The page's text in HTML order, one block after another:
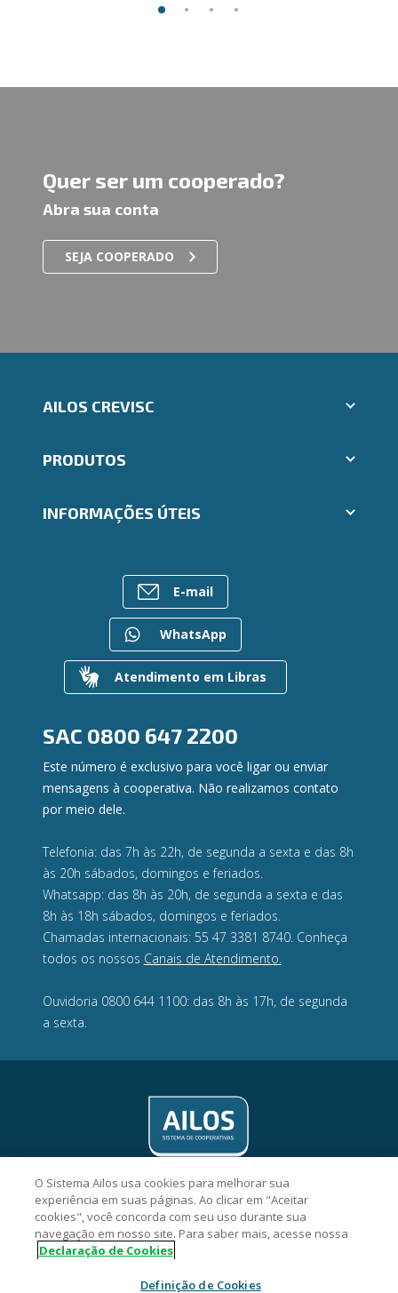
Quer ser um cooperado?
Abra sua conta
SEJA COOPERADO
AILOS CREVISC
Indique um amigo
Trabalhe Conosco
Ailos Educação
Gerenciar Cookies
PRODUTOS
Consórcios
Para empresas
INFORMAÇÕES ÚTEIS
Postos de Atendimento
Regularização de dívidas
Valores a Receber
Contato
Canal de Ética
Ouvidoria
E-mail
WhatsApp
Atendimento em Libras
SAC 0800 647 2200
Este número é exclusivo para você ligar ou enviar
mensagens à cooperativa. Não realizamos contato
por meio dele.
Telefonia: das 7h às 22h, de segunda a sexta e das 8h
às 20h sábados, domingos e feriados.
Whatsapp: das 8h às 20h, de segunda a sexta e das
8h às 18h sábados, domingos e feriados.
Chamadas internacionais: 55 47 3381 8740. Conheça
todos os nossos Canais de Atendimento.
Ouvidoria 0800 644 1100: das 8h às 17h, de segunda
a sexta.
Crevisc Cooperativa de Crédito - CNPJ 10.143.743/0001-74
Rua Antônio Zimmermann, 214, Centro, CEP 89270-000,
O Sistema Ailos usa cookies para melhorar sua
experiência em suas páginas. Ao clicar em "Aceitar
cookies", você concorda com seu uso durante sua
navegação em nosso site. Para saber mais, acesse nossa
Declaração de Cookies
Definição de Cookies